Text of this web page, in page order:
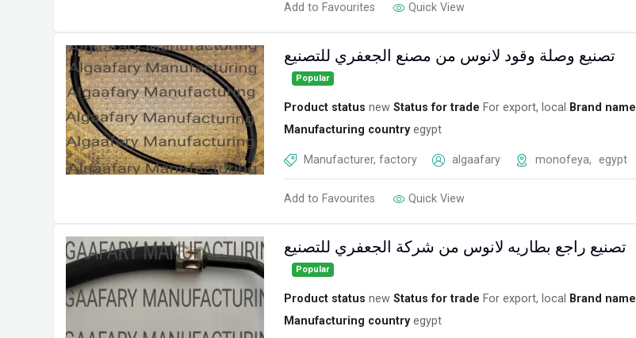
Add to Favourites Quick View
تصنيع وصلة وقود لانوس من مصنع الجعفري للتصنيع
Popular
Product status new Status for trade For export, local Brand name
Manufacturing country egypt
Manufacturer, factory algaafary monofeya, egypt
Add to Favourites Quick View
تصنيع راجع بطاريه لانوس من شركة الجعفري للتصنيع
Popular
Product status new Status for trade For export, local Brand name
Manufacturing country egypt